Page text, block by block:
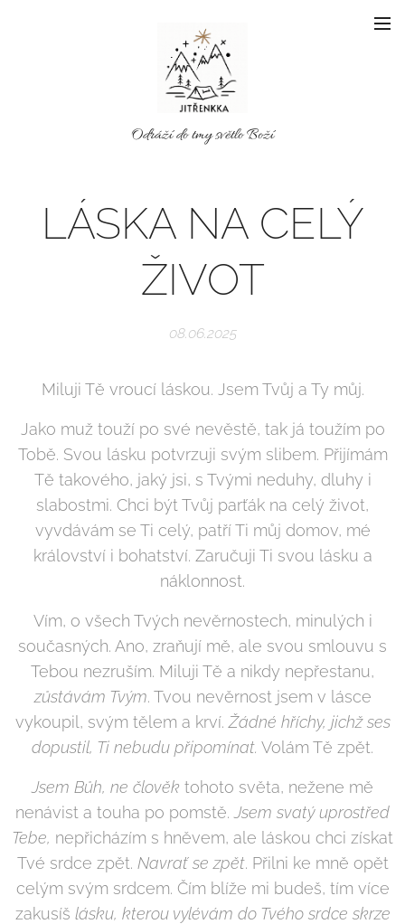
Odráží do tmy světlo Boží
LÁSKA NA CELÝ
ŽIVOT
08.06.2025
Miluji Tě vroucí láskou. Jsem Tvůj a Ty můj.
Jako muž touží po své nevěstě, tak já toužím po
Tobě. Svou lásku potvrzuji svým slibem. Přijímám
Tě takového, jaký jsi, s Tvými neduhy, dluhy i
slabostmi. Chci být Tvůj parťák na celý život,
vyvdávám se Ti celý, patří Ti můj domov, mé
království i bohatství. Zaručuji Ti svou lásku a
náklonnost.
Vím, o všech Tvých nevěrnostech, minulých i
současných. Ano, zraňují mě, ale svou smlouvu s
Tebou nezruším. Miluji Tě a nikdy nepřestanu,
zůstávám Tvým. Tvou nevěrnost jsem v lásce
vykoupil, svým tělem a krví. Žádné hříchy, jichž ses
dopustil, Ti nebudu připomínat. Volám Tě zpět.
Jsem Bůh, ne člověk tohoto světa, nežene mě
nenávist a touha po pomstě. Jsem svatý uprostřed
Tebe, nepřicházím s hněvem, ale láskou chci získat
Tvé srdce zpět. Navrať se zpět. Přilni ke mně opět
celým svým srdcem. Čím blíže mi budeš, tím více
zakusíš lásku, kterou vylévám do Tvého srdce skrze